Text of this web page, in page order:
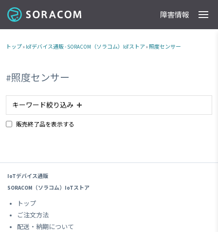
製品
事例
料金
ドキュメント
導入支援
IoTストア
最新情報 障害情報
トップ» IoTデバイス通販 - SORACOM（ソラコム）IoTストア» 照度センサー
#照度センサー
キーワード絞り込み
#planX3 #照度センサー
#磁気センサー
#ブザー #USB電源
#sigfox
販売終了品を表示する
IoTデバイス通販
SORACOM（ソラコム）IoTストア
トップ
ご注文方法
配送・納期について